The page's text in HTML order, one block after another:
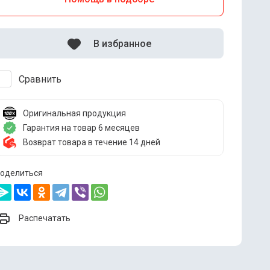
Сравнить
В избранное
Оригинальная продукция
Гарантия на товар 6 месяцев
Возврат товара в течение 14 дней
Распечатать